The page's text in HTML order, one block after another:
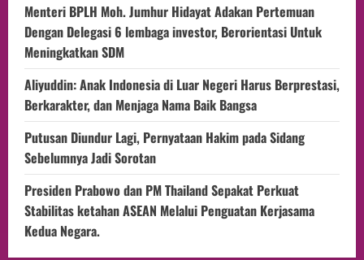
Menteri BPLH Moh. Jumhur Hidayat Adakan Pertemuan
Dengan Delegasi 6 lembaga investor, Berorientasi Untuk
Meningkatkan SDM
Aliyuddin: Anak Indonesia di Luar Negeri Harus Berprestasi,
Berkarakter, dan Menjaga Nama Baik Bangsa
Putusan Diundur Lagi, Pernyataan Hakim pada Sidang
Sebelumnya Jadi Sorotan
Presiden Prabowo dan PM Thailand Sepakat Perkuat
Stabilitas ketahan ASEAN Melalui Penguatan Kerjasama
Kedua Negara.